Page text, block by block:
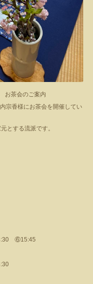
宗香様にお茶会を開催してい
とする流派です。
⑥15:45